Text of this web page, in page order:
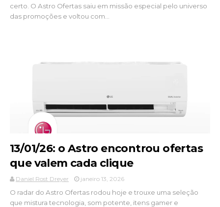
certo. O Astro Ofertas saiu em missão especial pelo universo
das promoções e voltou com...
13/01/26: o Astro encontrou ofertas
que valem cada clique
Daniel Rost Dreyer janeiro 13, 2026
O radar do Astro Ofertas rodou hoje e trouxe uma seleção
que mistura tecnologia, som potente, itens gamer e